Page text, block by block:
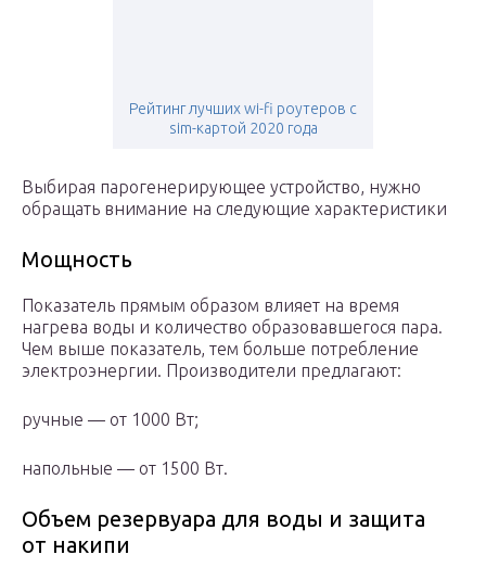
Рейтинг лучших wi-fi роутеров с
sim-картой 2020 года
Выбирая парогенерирующее устройство, нужно
обращать внимание на следующие характеристики
Мощность
Показатель прямым образом влияет на время
нагрева воды и количество образовавшегося пара.
Чем выше показатель, тем больше потребление
электроэнергии. Производители предлагают:
ручные — от 1000 Вт;
напольные — от 1500 Вт.
Объем резервуара для воды и защита
от накипи